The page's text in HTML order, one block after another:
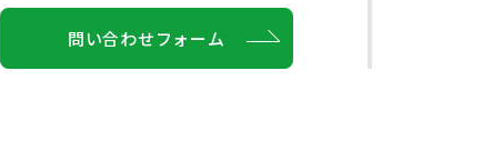
問い合わせフォーム